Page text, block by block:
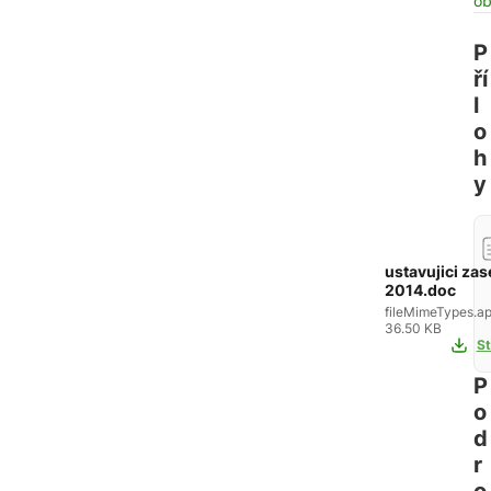
P
ří
l
o
h
y
ustavujici
2014.doc
36.50 KB
P
o
d
r